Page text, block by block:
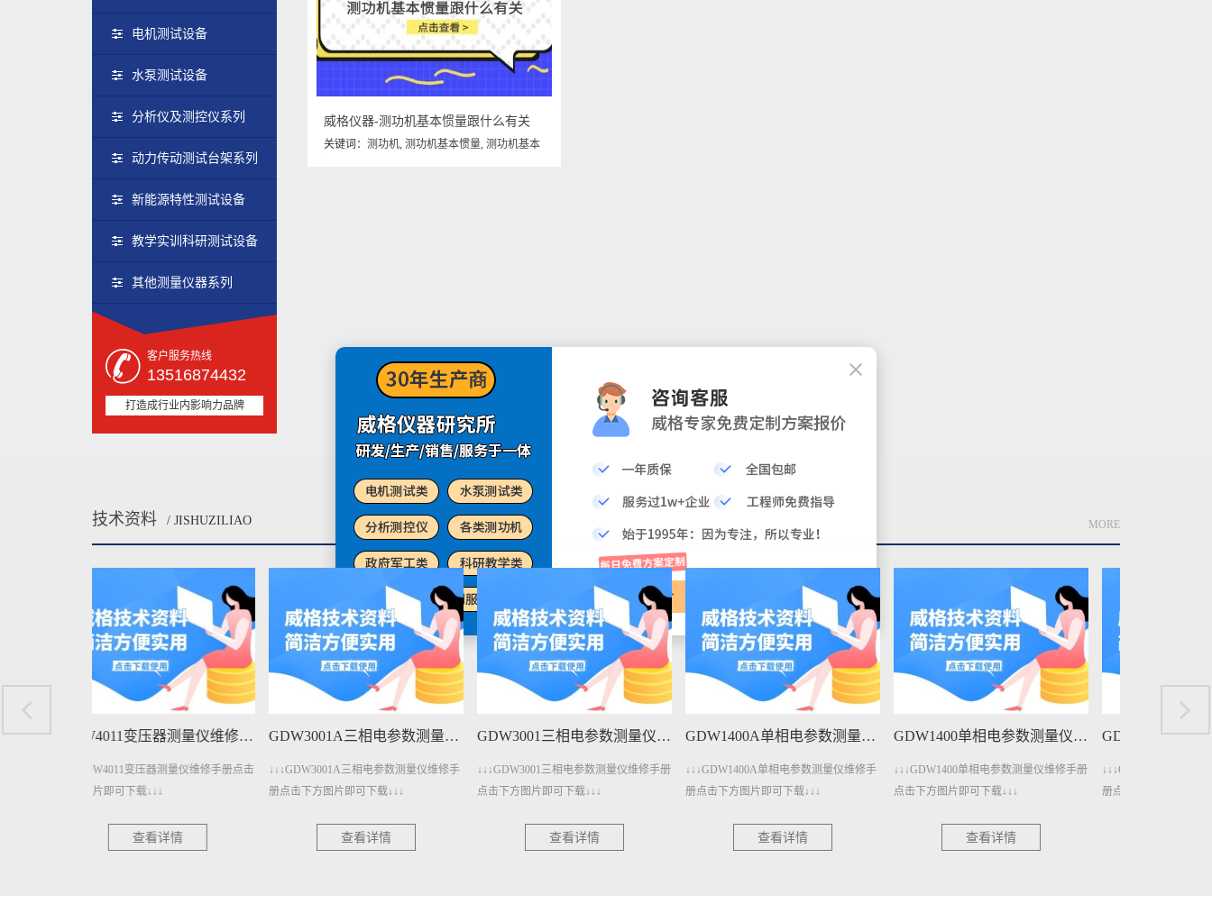
电机测试设备
水泵测试设备
分析仪及测控仪系列
动力传动测试台架系列
新能源特性测试设备
教学实训科研测试设备
其他测量仪器系列
客户服务热线
13516874432
打造成行业内影响力品牌
威格仪器-测功机基本惯量跟什么有关
关键词：测功机,测功机基本惯量,测功机基本
技术资料 / JISHUZILIAO MORE
GDW3001A三相电参数测量仪维修手册下载
↓↓↓GDW3001A三相电参数测量仪维修手
册点击下方图片即可下载↓↓↓
查看详情
GDW3001三相电参数测量仪维修手册下载
↓↓↓GDW3001三相电参数测量仪维修手册
点击下方图片即可下载↓↓↓
查看详情
GDW1400A单相电参数测量仪维修手册下载
↓↓↓GDW1400A单相电参数测量仪维修手
册点击下方图片即可下载↓↓↓
查看详情
GDW1400单相电参数测量仪维修手册下载
↓↓↓GDW1400单相电参数测量仪维修手册
点击下方图片即可下载↓↓↓
查看详情
GDW1206A直流电参数测量仪维修手册下载
↓↓↓GDW1206A直流电参数测量仪维修手
册点击下方图片即可下载↓↓↓
查看详情
预算报价